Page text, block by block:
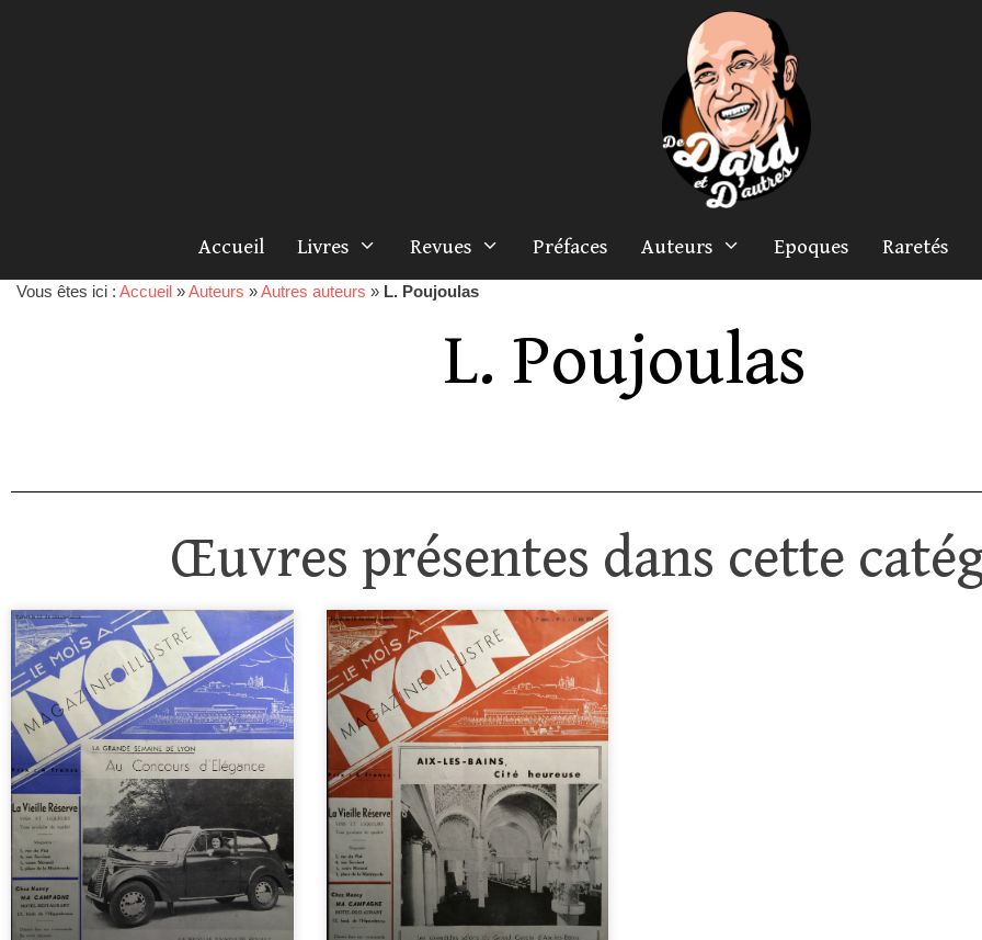
Accueil Livres Revues Préfaces Auteurs Epoques Raretés
Vous êtes ici : Accueil »Auteurs »Autres auteurs » L. Poujoulas
L. Poujoulas
Œuvres présentes dans cette